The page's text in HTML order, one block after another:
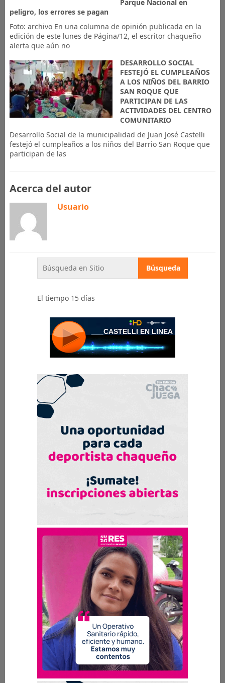
Parque Nacional en
peligro, los errores se pagan
Foto: archivo En una columna de opinión publicada en la
edición de este lunes de Página/12, el escritor chaqueño
alerta que aún no
DESARROLLO SOCIAL
FESTEJÓ EL CUMPLEAÑOS
A LOS NIÑOS DEL BARRIO
SAN ROQUE QUE
PARTICIPAN DE LAS
ACTIVIDADES DEL CENTRO
COMUNITARIO
Desarrollo Social de la municipalidad de Juan José Castelli
festejó el cumpleaños a los niños del Barrio San Roque que
participan de las
Acerca del autor
Usuario
El tiempo 15 días